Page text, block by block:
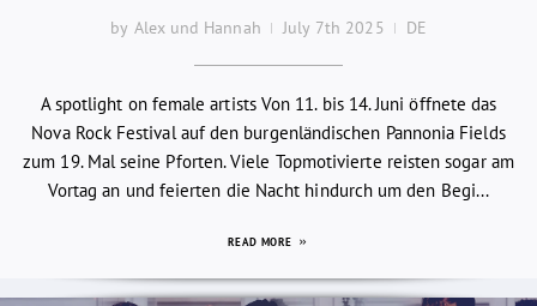
by Alex und Hannah July 7th 2025 DE
A spotlight on female artists Von 11. bis 14. Juni öffnete das
Nova Rock Festival auf den burgenländischen Pannonia Fields
zum 19. Mal seine Pforten. Viele Topmotivierte reisten sogar am
Vortag an und feierten die Nacht hindurch um den Begi...
READ MORE